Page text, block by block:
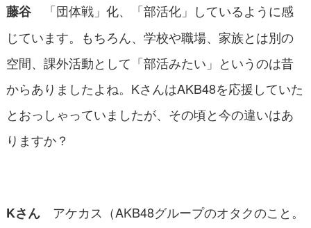
藤谷「団体戦」化、「部活化」しているように感
じています。もちろん、学校や職場、家族とは別の
空間、課外活動として「部活みたい」というのは昔
からありましたよね。KさんはAKB48を応援していた
とおっしゃっていましたが、その頃と今の違いはあ
りますか？
Kさん アケカス（AKB48グループのオタクのこと。